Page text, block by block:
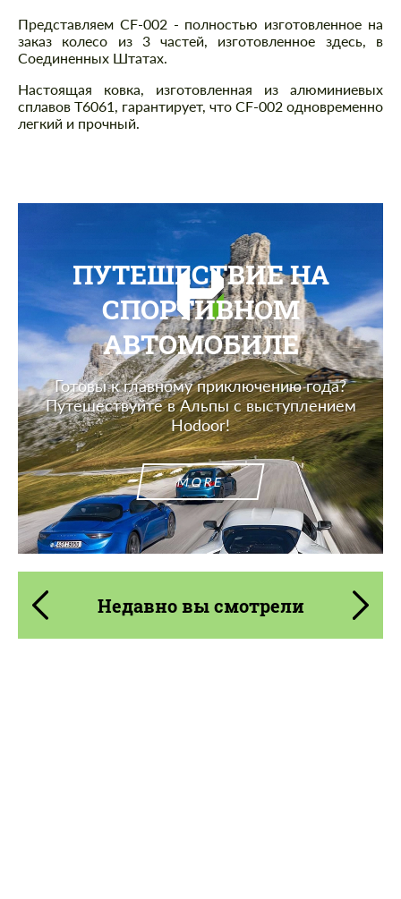
Описание
Представляем CF-002 - полностью изготовленное на
заказ колесо из 3 частей, изготовленное здесь, в
Соединенных Штатах.
Настоящая ковка, изготовленная из алюминиевых
сплавов T6061, гарантирует, что CF-002 одновременно
легкий и прочный.
ПУТЕШЕСТВИЕ НА
СПОРТИВНОМ
АВТОМОБИЛЕ
Готовы к главному приключению года?
Путешествуйте в Альпы с выступлением
Hodoor!
MORE
Недавно вы смотрели